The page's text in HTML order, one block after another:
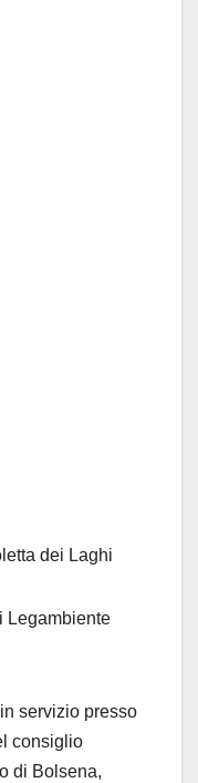
dei Laghi
Legambiente
servizio presso
consiglio
di Bolsena,